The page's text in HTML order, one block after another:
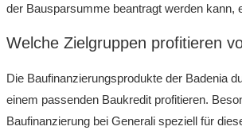
der Bausparsumme beantragt werden kann,
Welche Zielgruppen profitieren
Die Baufinanzierungsprodukte der Badenia
einem passenden Baukredit profitieren.
Baufinanzierung bei Generali speziell für